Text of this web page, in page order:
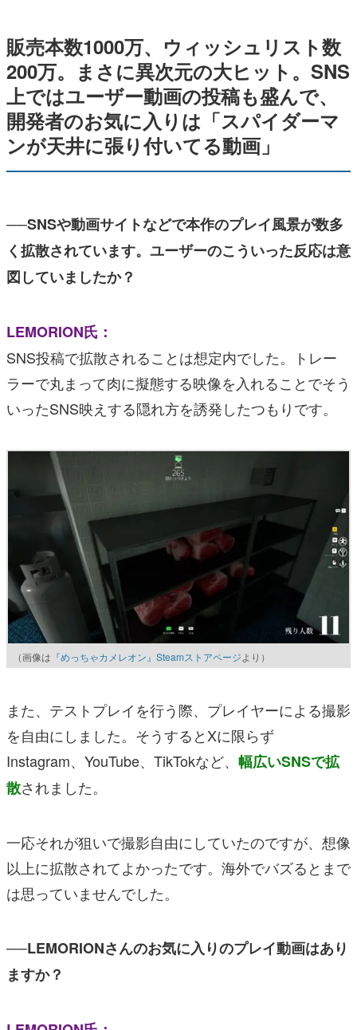
販売本数1000万、ウィッシュリスト数
200万。まさに異次元の大ヒット。SNS
上ではユーザー動画の投稿も盛んで、
開発者のお気に入りは「スパイダーマ
ンが天井に張り付いてる動画」
──SNSや動画サイトなどで本作のプレイ風景が数多
く拡散されています。ユーザーのこういった反応は意
図していましたか？
LEMORION氏：
SNS投稿で拡散されることは想定内でした。トレー
ラーで丸まって肉に擬態する映像を入れることでそう
いったSNS映えする隠れ方を誘発したつもりです。
（画像は 『めっちゃカメレオン』Steamストアページより）
また、テストプレイを行う際、プレイヤーによる撮影
を自由にしました。そうするとXに限らず
Instagram、YouTube、TikTokなど、 幅広いSNSで拡
散されました。
一応それが狙いで撮影自由にしていたのですが、想像
以上に拡散されてよかったです。海外でバズるとまで
は思っていませんでした。
──LEMORIONさんのお気に入りのプレイ動画はあり
ますか？